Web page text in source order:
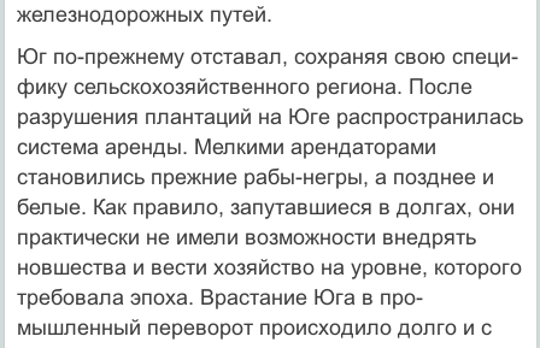
железнодорожных путей.
Юг по-прежнему отставал, сохраняя свою специ­
фику сельскохозяйственного региона. После
разруше­ния плантаций на Юге распространилась
система аренды. Мелкими арендаторами
становились прежние рабы-негры, а позднее и
белые. Как правило, запутав­шиеся в долгах, они
практически не имели возмож­ности внедрять
новшества и вести хозяйство на уров­не, которого
требовала эпоха. Врастание Юга в про­
мышленный переворот происходило долго и с